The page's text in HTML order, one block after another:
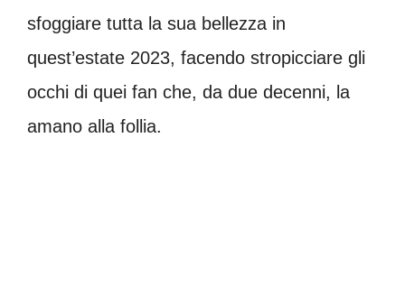
sfoggiare tutta la sua bellezza in
quest’estate 2023, facendo stropicciare gli
occhi di quei fan che, da due decenni, la
amano alla follia.